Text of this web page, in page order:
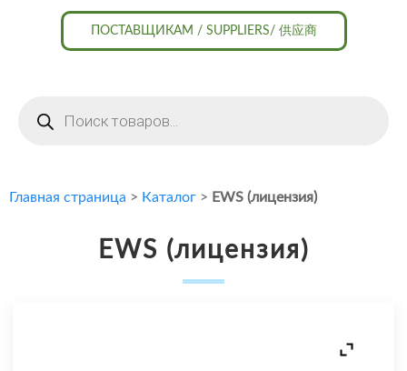
ПОСТАВЩИКАМ / SUPPLIERS/ 供应商
товаров
Главная страница > Каталог > EWS (лицензия)
EWS (лицензия)